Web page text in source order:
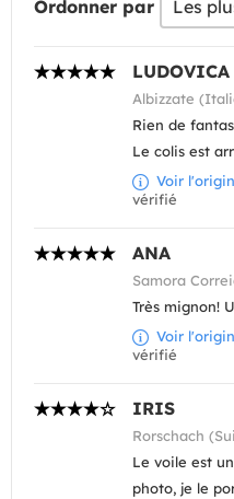
Ordonner par
LUDOVICA
Albizzate
Rien de
Le colis est
Voir
vérifié
ANA
Samora
Très mignon!
Voir
vérifié
IRIS
Rorschach
Le voile est
photo, je le